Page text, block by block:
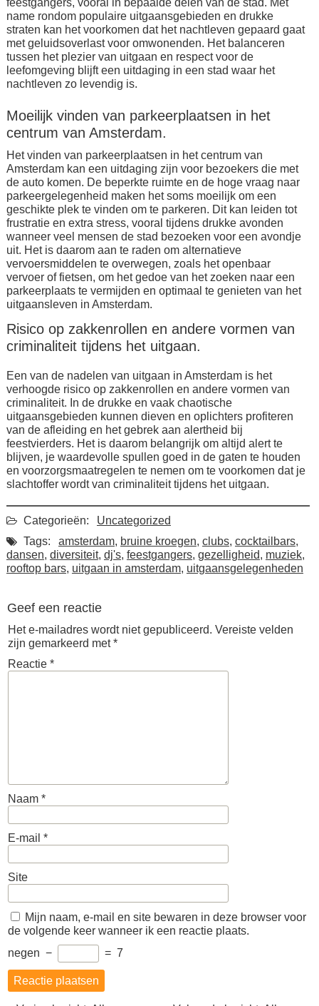
name rondom populaire uitgaansgebieden en drukke
straten kan het voorkomen dat het nachtleven gepaard gaat
met geluidsoverlast voor omwonenden. Het balanceren
tussen het plezier van uitgaan en respect voor de
leefomgeving blijft een uitdaging in een stad waar het
nachtleven zo levendig is.
Moeilijk vinden van parkeerplaatsen in het
centrum van Amsterdam.
Het vinden van parkeerplaatsen in het centrum van
Amsterdam kan een uitdaging zijn voor bezoekers die met
de auto komen. De beperkte ruimte en de hoge vraag naar
parkeergelegenheid maken het soms moeilijk om een
geschikte plek te vinden om te parkeren. Dit kan leiden tot
frustratie en extra stress, vooral tijdens drukke avonden
wanneer veel mensen de stad bezoeken voor een avondje
uit. Het is daarom aan te raden om alternatieve
vervoersmiddelen te overwegen, zoals het openbaar
vervoer of fietsen, om het gedoe van het zoeken naar een
parkeerplaats te vermijden en optimaal te genieten van het
uitgaansleven in Amsterdam.
Risico op zakkenrollen en andere vormen van
criminaliteit tijdens het uitgaan.
Een van de nadelen van uitgaan in Amsterdam is het
verhoogde risico op zakkenrollen en andere vormen van
criminaliteit. In de drukke en vaak chaotische
uitgaansgebieden kunnen dieven en oplichters profiteren
van de afleiding en het gebrek aan alertheid bij
feestvierders. Het is daarom belangrijk om altijd alert te
blijven, je waardevolle spullen goed in de gaten te houden
en voorzorgsmaatregelen te nemen om te voorkomen dat je
slachtoffer wordt van criminaliteit tijdens het uitgaan.
Categorieën:
Uncategorized
Tags:
amsterdam, bruine kroegen, clubs, cocktailbars,
dansen, diversiteit, dj's, feestgangers, gezelligheid, muziek,
rooftop bars, uitgaan in amsterdam, uitgaansgelegenheden
Geef een reactie
Het e-mailadres wordt niet gepubliceerd. Vereiste velden
zijn gemarkeerd met*
Reactie *
Naam *
E-mail *
Site
Mijn naam, e-mail en site bewaren in deze browser voor
de volgende keer wanneer ik een reactie plaats.
negen − = 7